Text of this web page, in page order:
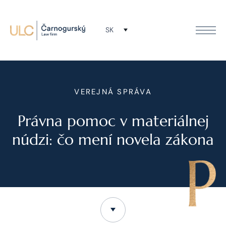
SK
VEREJNÁ SPRÁVA
Právna pomoc v materiálnej
núdzi: čo mení novela zákona